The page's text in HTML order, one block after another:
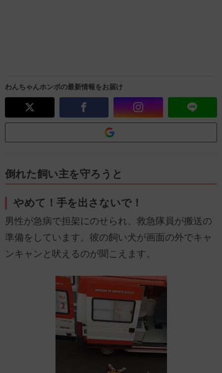
わんちゃんホンポの最新情報をお届け
倒れた飼い主を守ろうと
やめて！手を出さないで！
男性が急病で担架にのせられ、救急隊員が搬送の
準備をしています。彼の飼い犬が画面の外でキャ
ンキャンと吠えるのが聞こえます。